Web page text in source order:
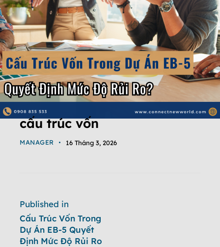
cấu trúc vốn
MANAGER 16 Tháng 3, 2026
Published in
Cấu Trúc Vốn Trong
Dự Án EB-5 Quyết
Định Mức Độ Rủi Ro